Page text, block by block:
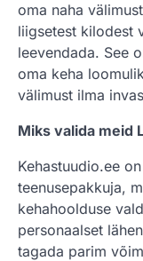
oma naha
liigsetest kilodest
leevendada. See
oma keha
välimust ilma
Miks valida meid
Kehastuudio.ee
teenusepakkuja,
kehahoolduse
personaalset
tagada parim